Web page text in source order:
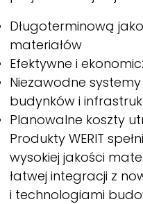
Długoterminową
materiałów
Efektywne i
Niezawodne
budynków i
Planowalne koszty
ProduktyWERIT
wysokiej jakości
łatwej integracji z
i technologiami